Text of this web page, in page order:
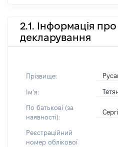
2.1. Інформація про
декларування
Прізвище:
Імʼя:
По батькові (за
наявності):
Реєстраційний
номер облікової